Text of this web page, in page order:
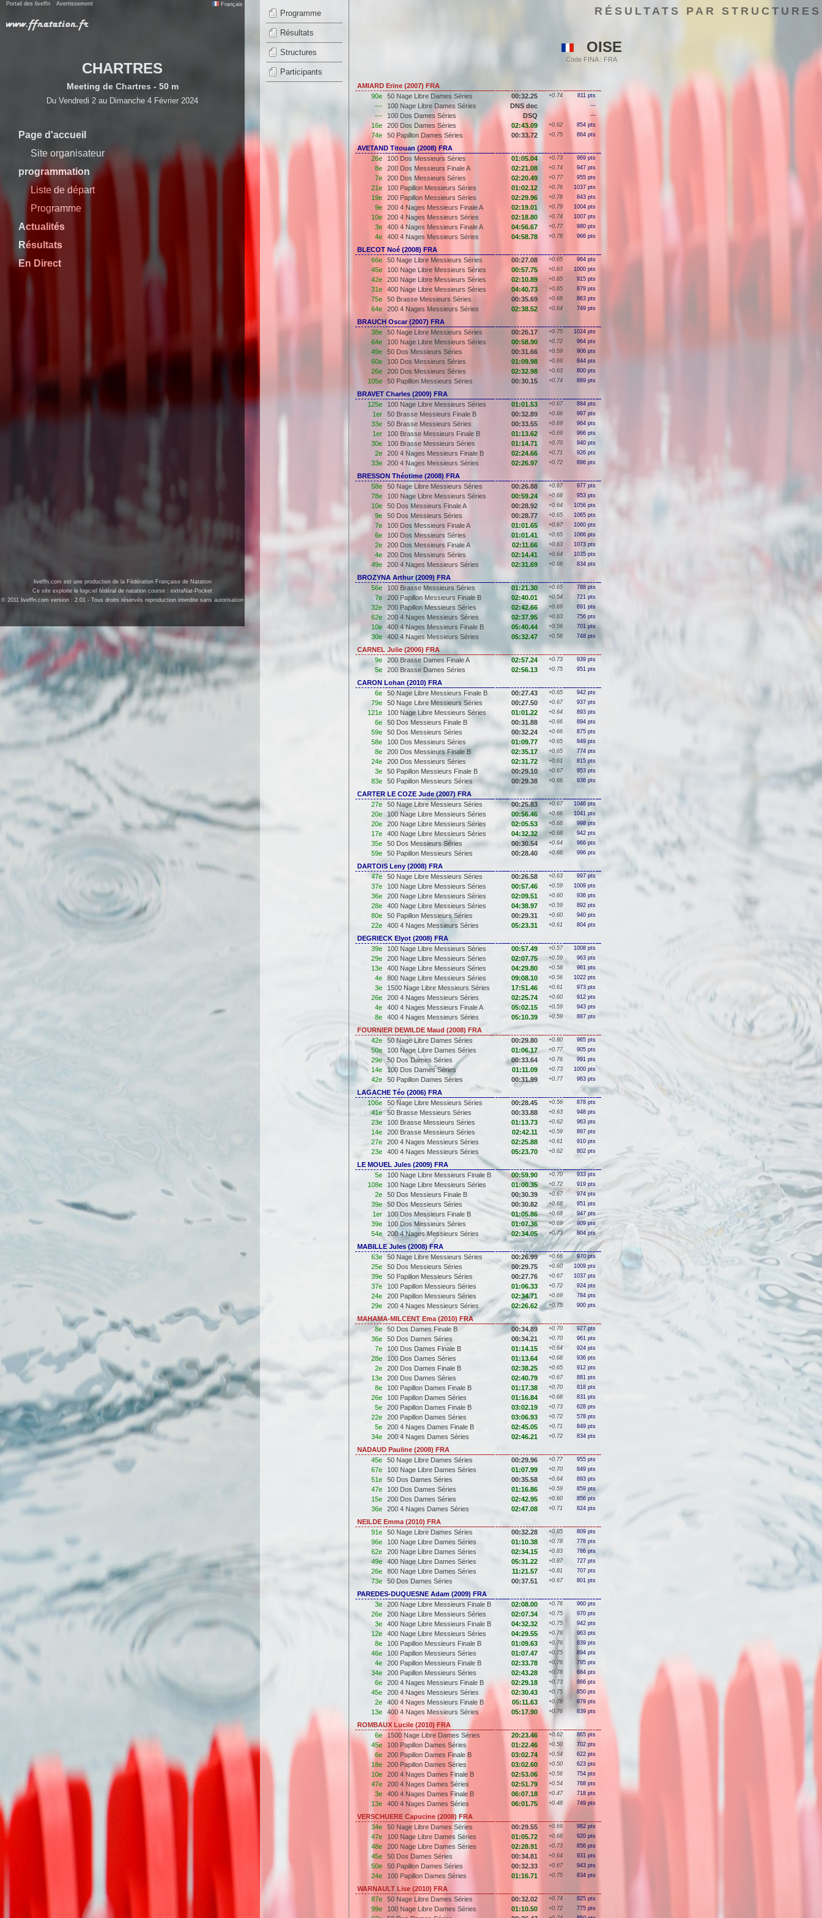
Portail des liveffn Avertissement Français
CHARTRES
Meeting de Chartres - 50 m
Du Vendredi 2 au Dimanche 4 Février 2024
Page d'accueil
Site organisateur
programmation
Liste de départ
Programme
Actualités
Résultats
En Direct
Programme
Résultats
Structures
Participants
RÉSULTATS PAR STRUCTURES
OISE
Code FINA : FRA
AMIARD Erine (2007) FRA
90e
50 Nage Libre Dames Séries 00:32.25 +0.74 811 pts
--- 100 Nage Libre Dames Séries DNS dec ---
--- 100 Dos Dames Séries DSQ ---
16e 200 Dos Dames Séries 02:43.09 +0.62 854 pts
74e 50 Papillon Dames Séries 00:33.72 +0.75 864 pts
AVETAND Titouan (2008) FRA
26e
100 Dos Messieurs Séries 01:05.04 +0.73 969 pts
8e 200 Dos Messieurs Finale A 02:21.08 +0.74 947 pts
7e 200 Dos Messieurs Séries 02:20.49 +0.77 955 pts
21e 100 Papillon Messieurs Séries 01:02.12 +0.76 1037 pts
19e 200 Papillon Messieurs Séries 02:29.96 +0.78 843 pts
9e 200 4 Nages Messieurs Finale A 02:19.01 +0.79 1004 pts
10e 200 4 Nages Messieurs Séries 02:18.80 +0.74 1007 pts
3e 400 4 Nages Messieurs Finale A 04:56.67 +0.77 980 pts
4e 400 4 Nages Messieurs Séries 04:58.78 +0.78 966 pts
BLECOT Noé (2008) FRA
66e
50 Nage Libre Messieurs Séries 00:27.08 +0.65 964 pts
45e 100 Nage Libre Messieurs Séries 00:57.75 +0.63 1000 pts
42e 200 Nage Libre Messieurs Séries 02:10.89 +0.65 915 pts
31e 400 Nage Libre Messieurs Séries 04:40.73 +0.65 879 pts
75e 50 Brasse Messieurs Séries 00:35.69 +0.68 863 pts
64e 200 4 Nages Messieurs Séries 02:38.52 +0.64 749 pts
BRAUCH Oscar (2007) FRA
38e
50 Nage Libre Messieurs Séries 00:26.17 +0.75 1024 pts
64e 100 Nage Libre Messieurs Séries 00:58.90 +0.72 964 pts
49e 50 Dos Messieurs Séries 00:31.66 +0.59 906 pts
60e 100 Dos Messieurs Séries 01:09.98 +0.69 844 pts
26e 200 Dos Messieurs Séries 02:32.98 +0.63 800 pts
105e 50 Papillon Messieurs Séries 00:30.15 +0.74 889 pts
BRAVET Charles (2009) FRA
125e
100 Nage Libre Messieurs Séries 01:01.53 +0.67 884 pts
1er 50 Brasse Messieurs Finale B 00:32.89 +0.66 997 pts
33e 50 Brasse Messieurs Séries 00:33.55 +0.69 964 pts
1er 100 Brasse Messieurs Finale B 01:13.62 +0.69 966 pts
30e 100 Brasse Messieurs Séries 01:14.71 +0.70 940 pts
2e 200 4 Nages Messieurs Finale B 02:24.66 +0.71 926 pts
33e 200 4 Nages Messieurs Séries 02:26.97 +0.72 896 pts
BRESSON Théotime (2008) FRA
58e
50 Nage Libre Messieurs Séries 00:26.88 +0.67 977 pts
78e 100 Nage Libre Messieurs Séries 00:59.24 +0.68 953 pts
10e 50 Dos Messieurs Finale A 00:28.92 +0.64 1056 pts
9e 50 Dos Messieurs Séries 00:28.77 +0.65 1065 pts
7e 100 Dos Messieurs Finale A 01:01.65 +0.67 1060 pts
6e 100 Dos Messieurs Séries 01:01.41 +0.65 1066 pts
2e 200 Dos Messieurs Finale A 02:11.66 +0.63 1073 pts
4e 200 Dos Messieurs Séries 02:14.41 +0.64 1035 pts
49e 200 4 Nages Messieurs Séries 02:31.69 +0.66 834 pts
BROZYNA Arthur (2009) FRA
56e
100 Brasse Messieurs Séries 01:21.30 +0.65 788 pts
7e 200 Papillon Messieurs Finale B 02:40.01 +0.54 721 pts
32e 200 Papillon Messieurs Séries 02:42.66 +0.69 691 pts
62e 200 4 Nages Messieurs Séries 02:37.95 +0.63 756 pts
10e 400 4 Nages Messieurs Finale B 05:40.44 +0.56 701 pts
30e 400 4 Nages Messieurs Séries 05:32.47 +0.58 748 pts
CARNEL Julie (2006) FRA
9e
200 Brasse Dames Finale A 02:57.24 +0.73 939 pts
5e 200 Brasse Dames Séries 02:56.13 +0.75 951 pts
CARON Lohan (2010) FRA
6e
50 Nage Libre Messieurs Finale B 00:27.43 +0.65 942 pts
79e 50 Nage Libre Messieurs Séries 00:27.50 +0.67 937 pts
121e 100 Nage Libre Messieurs Séries 01:01.22 +0.64 893 pts
6e 50 Dos Messieurs Finale B 00:31.88 +0.66 894 pts
59e 50 Dos Messieurs Séries 00:32.24 +0.66 875 pts
58e 100 Dos Messieurs Séries 01:09.77 +0.65 849 pts
8e 200 Dos Messieurs Finale B 02:35.17 +0.65 774 pts
24e 200 Dos Messieurs Séries 02:31.72 +0.61 815 pts
3e 50 Papillon Messieurs Finale B 00:29.10 +0.67 953 pts
83e 50 Papillon Messieurs Séries 00:29.38 +0.66 936 pts
CARTER LE COZE Jude (2007) FRA
27e
50 Nage Libre Messieurs Séries 00:25.83 +0.67 1046 pts
20e 100 Nage Libre Messieurs Séries 00:56.46 +0.66 1041 pts
20e 200 Nage Libre Messieurs Séries 02:05.53 +0.68 998 pts
17e 400 Nage Libre Messieurs Séries 04:32.32 +0.68 942 pts
35e 50 Dos Messieurs Séries 00:30.54 +0.64 966 pts
59e 50 Papillon Messieurs Séries 00:28.40 +0.66 996 pts
DARTOIS Leny (2008) FRA
47e
50 Nage Libre Messieurs Séries 00:26.58 +0.63 997 pts
37e 100 Nage Libre Messieurs Séries 00:57.46 +0.59 1009 pts
36e 200 Nage Libre Messieurs Séries 02:09.51 +0.60 936 pts
28e 400 Nage Libre Messieurs Séries 04:38.97 +0.59 892 pts
80e 50 Papillon Messieurs Séries 00:29.31 +0.60 940 pts
22e 400 4 Nages Messieurs Séries 05:23.31 +0.61 804 pts
DEGRIECK Elyot (2008) FRA
39e
100 Nage Libre Messieurs Séries 00:57.49 +0.57 1008 pts
29e 200 Nage Libre Messieurs Séries 02:07.75 +0.59 963 pts
13e 400 Nage Libre Messieurs Séries 04:29.80 +0.58 961 pts
4e 800 Nage Libre Messieurs Séries 09:08.10 +0.56 1022 pts
3e 1500 Nage Libre Messieurs Séries 17:51.46 +0.61 973 pts
26e 200 4 Nages Messieurs Séries 02:25.74 +0.60 912 pts
4e 400 4 Nages Messieurs Finale A 05:02.15 +0.59 943 pts
8e 400 4 Nages Messieurs Séries 05:10.39 +0.59 887 pts
FOURNIER DEWILDE Maud (2008) FRA
42e
50 Nage Libre Dames Séries 00:29.80 +0.80 965 pts
50e 100 Nage Libre Dames Séries 01:06.17 +0.77 905 pts
29e 50 Dos Dames Séries 00:33.64 +0.76 991 pts
14e 100 Dos Dames Séries 01:11.09 +0.73 1000 pts
42e 50 Papillon Dames Séries 00:31.99 +0.77 963 pts
LAGACHE Téo (2006) FRA
106e
50 Nage Libre Messieurs Séries 00:28.45 +0.56 878 pts
41e 50 Brasse Messieurs Séries 00:33.88 +0.63 948 pts
23e 100 Brasse Messieurs Séries 01:13.73 +0.62 963 pts
14e 200 Brasse Messieurs Séries 02:42.11 +0.59 897 pts
27e 200 4 Nages Messieurs Séries 02:25.88 +0.61 910 pts
23e 400 4 Nages Messieurs Séries 05:23.70 +0.62 802 pts
LE MOUEL Jules (2009) FRA
5e
100 Nage Libre Messieurs Finale B 00:59.90 +0.70 933 pts
108e 100 Nage Libre Messieurs Séries 01:00.35 +0.72 919 pts
2e 50 Dos Messieurs Finale B 00:30.39 +0.67 974 pts
39e 50 Dos Messieurs Séries 00:30.82 +0.68 951 pts
1er 100 Dos Messieurs Finale B 01:05.86 +0.68 947 pts
39e 100 Dos Messieurs Séries 01:07.36 +0.69 909 pts
54e 200 4 Nages Messieurs Séries 02:34.05 +0.73 804 pts
MABILLE Jules (2008) FRA
63e
50 Nage Libre Messieurs Séries 00:26.99 +0.66 970 pts
25e 50 Dos Messieurs Séries 00:29.75 +0.60 1009 pts
39e 50 Papillon Messieurs Séries 00:27.76 +0.67 1037 pts
37e 100 Papillon Messieurs Séries 01:06.33 +0.72 924 pts
24e 200 Papillon Messieurs Séries 02:34.71 +0.69 784 pts
29e 200 4 Nages Messieurs Séries 02:26.62 +0.75 900 pts
MAHAMA-MILCENT Ema (2010) FRA
8e
50 Dos Dames Finale B 00:34.89 +0.70 927 pts
36e 50 Dos Dames Séries 00:34.21 +0.70 961 pts
7e 100 Dos Dames Finale B 01:14.15 +0.64 924 pts
28e 100 Dos Dames Séries 01:13.64 +0.68 936 pts
2e 200 Dos Dames Finale B 02:38.25 +0.65 912 pts
13e 200 Dos Dames Séries 02:40.79 +0.67 881 pts
8e 100 Papillon Dames Finale B 01:17.38 +0.70 818 pts
26e 100 Papillon Dames Séries 01:16.84 +0.68 831 pts
5e 200 Papillon Dames Finale B 03:02.19 +0.73 628 pts
22e 200 Papillon Dames Séries 03:06.93 +0.72 578 pts
5e 200 4 Nages Dames Finale B 02:45.05 +0.71 849 pts
34e 200 4 Nages Dames Séries 02:46.21 +0.72 834 pts
NADAUD Pauline (2008) FRA
45e
50 Nage Libre Dames Séries 00:29.96 +0.77 955 pts
67e 100 Nage Libre Dames Séries 01:07.99 +0.70 849 pts
51e 50 Dos Dames Séries 00:35.58 +0.64 893 pts
47e 100 Dos Dames Séries 01:16.86 +0.59 859 pts
15e 200 Dos Dames Séries 02:42.95 +0.60 856 pts
36e 200 4 Nages Dames Séries 02:47.08 +0.71 824 pts
NEILDE Emma (2010) FRA
91e
50 Nage Libre Dames Séries 00:32.28 +0.85 809 pts
96e 100 Nage Libre Dames Séries 01:10.38 +0.78 778 pts
62e 200 Nage Libre Dames Séries 02:34.15 +0.83 786 pts
49e 400 Nage Libre Dames Séries 05:31.22 +0.87 727 pts
26e 800 Nage Libre Dames Séries 11:21.57 +0.81 707 pts
73e 50 Dos Dames Séries 00:37.51 +0.67 801 pts
PAREDES-DUQUESNE Adam (2009) FRA
3e
200 Nage Libre Messieurs Finale B 02:08.00 +0.76 960 pts
26e 200 Nage Libre Messieurs Séries 02:07.34 +0.75 970 pts
3e 400 Nage Libre Messieurs Finale B 04:32.32 +0.75 942 pts
12e 400 Nage Libre Messieurs Séries 04:29.55 +0.78 963 pts
8e 100 Papillon Messieurs Finale B 01:09.63 +0.76 839 pts
46e 100 Papillon Messieurs Séries 01:07.47 +0.75 894 pts
4e 200 Papillon Messieurs Finale B 02:33.78 +0.76 795 pts
34e 200 Papillon Messieurs Séries 02:43.28 +0.78 684 pts
6e 200 4 Nages Messieurs Finale B 02:29.18 +0.73 866 pts
45e 200 4 Nages Messieurs Séries 02:30.43 +0.75 850 pts
2e 400 4 Nages Messieurs Finale B 05:11.63 +0.78 879 pts
13e 400 4 Nages Messieurs Séries 05:17.90 +0.76 839 pts
ROMBAUX Lucile (2010) FRA
6e
1500 Nage Libre Dames Séries 20:23.46 +0.62 865 pts
45e 100 Papillon Dames Séries 01:22.46 +0.50 702 pts
6e 200 Papillon Dames Finale B 03:02.74 +0.54 622 pts
18e 200 Papillon Dames Séries 03:02.60 +0.50 623 pts
10e 200 4 Nages Dames Finale B 02:53.06 +0.56 754 pts
47e 200 4 Nages Dames Séries 02:51.79 +0.54 768 pts
3e 400 4 Nages Dames Finale B 06:07.18 +0.47 718 pts
13e 400 4 Nages Dames Séries 06:01.75 +0.48 749 pts
VERSCHUERE Capucine (2008) FRA
34e
50 Nage Libre Dames Séries 00:29.55 +0.69 982 pts
47e 100 Nage Libre Dames Séries 01:05.72 +0.68 920 pts
48e 200 Nage Libre Dames Séries 02:28.91 +0.73 856 pts
45e 50 Dos Dames Séries 00:34.81 +0.64 931 pts
50e 50 Papillon Dames Séries 00:32.33 +0.67 943 pts
24e 100 Papillon Dames Séries 01:16.71 +0.75 834 pts
WARNAULT Lise (2010) FRA
87e
50 Nage Libre Dames Séries 00:32.02 +0.74 825 pts
99e 100 Nage Libre Dames Séries 01:10.50 +0.72 775 pts
liveffn.com est une production de la Fédération Française de Natation
Ce site exploite le logiciel fédéral de natation course : extraNat-Pocket
© 2011 liveffn.com version : 2.01 - Tous droits réservés reproduction interdite sans autorisation